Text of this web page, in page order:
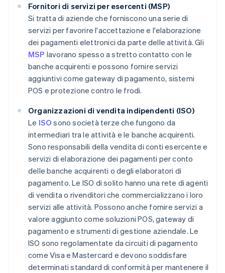
Fornitori di servizi per esercenti (MSP)
Si tratta di aziende che forniscono una serie di
servizi per favorire l'accettazione e l'elaborazione
dei pagamenti elettronici da parte delle attività. Gli
MSP lavorano spesso a stretto contatto con le
banche acquirenti e possono fornire servizi
aggiuntivi come gateway di pagamento, sistemi
POS e protezione contro le frodi.
Organizzazioni di vendita indipendenti (ISO)
Le ISO sono società terze che fungono da
intermediari tra le attività e le banche acquirenti.
Sono responsabili della vendita di conti esercente e
servizi di elaborazione dei pagamenti per conto
delle banche acquirenti o degli elaboratori di
pagamento. Le ISO di solito hanno una rete di agenti
di vendita o rivenditori che commercializzano i loro
servizi alle attività. Possono anche fornire servizi a
valore aggiunto come soluzioni POS, gateway di
pagamento e strumenti di gestione aziendale. Le
ISO sono regolamentate da circuiti di pagamento
come Visa e Mastercard e devono soddisfare
determinati standard di conformità per mantenere il